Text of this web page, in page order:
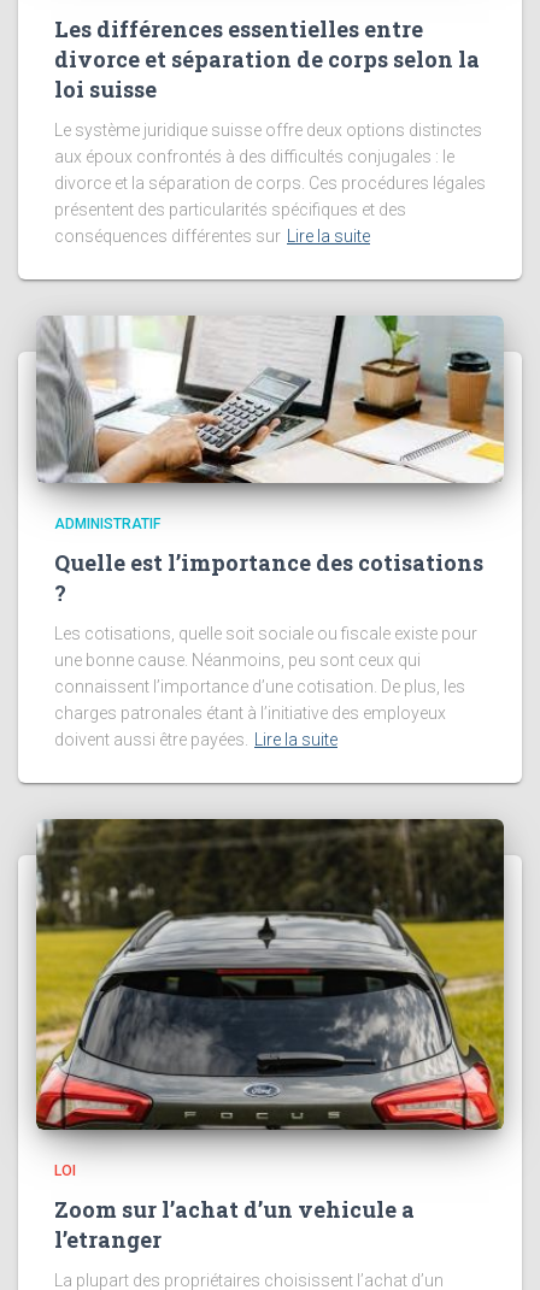
Les différences essentielles entre
divorce et séparation de corps selon la
loi suisse
Le système juridique suisse offre deux options distinctes
aux époux confrontés à des difficultés conjugales : le
divorce et la séparation de corps. Ces procédures légales
présentent des particularités spécifiques et des
conséquences différentes sur
Lire la suite
ADMINISTRATIF
Quelle est l’importance des cotisations
?
Les cotisations, quelle soit sociale ou fiscale existe pour
une bonne cause. Néanmoins, peu sont ceux qui
connaissent l’importance d’une cotisation. De plus, les
charges patronales étant à l’initiative des employeux
doivent aussi être payées.
Lire la suite
LOI
Zoom sur l’achat d’un vehicule a
l’etranger
La plupart des propriétaires choisissent l’achat d’un